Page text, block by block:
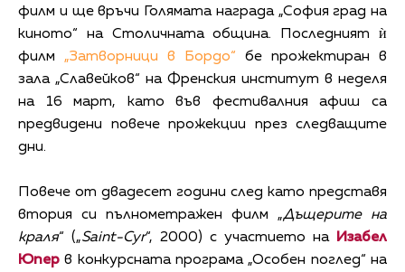
филм и ще връчи Голямата награда „София град на
киното“ на Столичната община. Последният ѝ
филм „Затворници в Бордо“ бе прожектиран в
зала „Славейков“ на Френския институт в неделя
на 16 март, като във фестивалния афиш са
предвидени повече прожекции през следващите
дни.
Повече от двадесет години след като представя
втория си пълнометражен филм „Дъщерите на
краля“ („Saint-Cyr“, 2000) с участието наИзабел
Юпер в конкурсната програма „Особен поглед“ на